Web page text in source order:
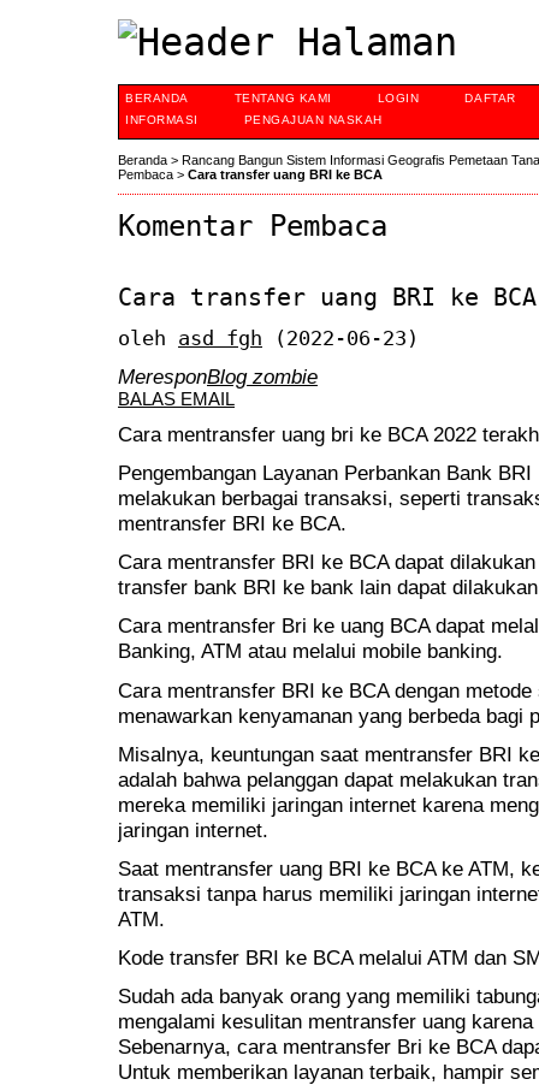
BERANDA TENTANG KAMI LOGIN
DAFTAR
INFORMASI
PENGAJUAN NASKAH
Beranda > Rancang Bangun Sistem Informasi Geografis Pemetaan
Pembaca > Cara transfer uang BRI ke BCA
Komentar Pembaca
Cara transfer uang BRI ke BCA
oleh asd fgh (2022-06-23)
MeresponBlog zombie
BALAS EMAIL
Cara mentransfer uang bri ke BCA 2022
Pengembangan Layanan Perbankan Bank
melakukan berbagai transaksi, seperti
mentransfer BRI ke BCA.
Cara mentransfer BRI ke BCA dapat
transfer bank BRI ke bank lain dapat
Cara mentransfer Bri ke uang BCA dapat
Banking, ATM atau melalui mobile banking.
Cara mentransfer BRI ke BCA dengan
menawarkan kenyamanan yang berbeda bagi
Misalnya, keuntungan saat mentransfer BRI
adalah bahwa pelanggan dapat melakukan
mereka memiliki jaringan internet karena
jaringan internet.
Saat mentransfer uang BRI ke BCA ke ATM,
transaksi tanpa harus memiliki jaringan
ATM.
Kode transfer BRI ke BCA melalui ATM dan
Sudah ada banyak orang yang memiliki
mengalami kesulitan mentransfer uang
Sebenarnya, cara mentransfer Bri ke BCA
Untuk memberikan layanan terbaik, hampir